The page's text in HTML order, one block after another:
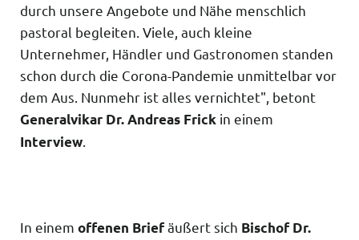
durch unsere Angebote und Nähe menschlich
pastoral begleiten. Viele, auch kleine
Unternehmer, Händler und Gastronomen standen
schon durch die Corona-Pandemie unmittelbar vor
dem Aus. Nunmehr ist alles vernichtet", betont
Generalvikar Dr. Andreas Frick in einem
Interview.
In einem offenen Briefäußert sich Bischof Dr.